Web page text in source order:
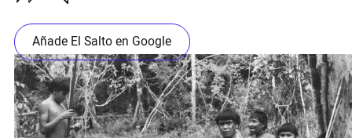
Añade El Salto en Google